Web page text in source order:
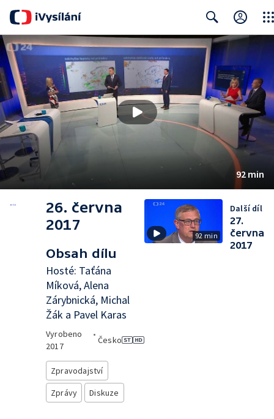
Search
92 min
26. června
2017
Obsah dílu
Hosté: Taťána
Míková, Alena
Zárybnická, Michal
Žák a Pavel Karas
Vyrobeno
2017
•
Česko
Zpravodajství
Zprávy
Diskuze
92 min
Další díl
27.
června
2017